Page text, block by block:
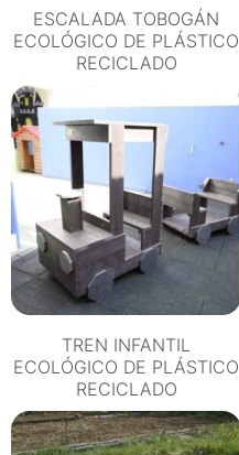
ESCALADA TOBOGÁN
ECOLÓGICO DE PLÁSTICO
RECICLADO
TREN INFANTIL
ECOLÓGICO DE PLÁSTICO
RECICLADO